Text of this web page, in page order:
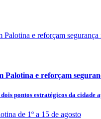
Palotina e reforçam
pontos estratégicos da cidade